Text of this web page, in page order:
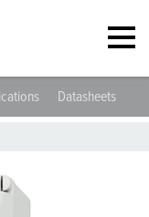
Datasheets &